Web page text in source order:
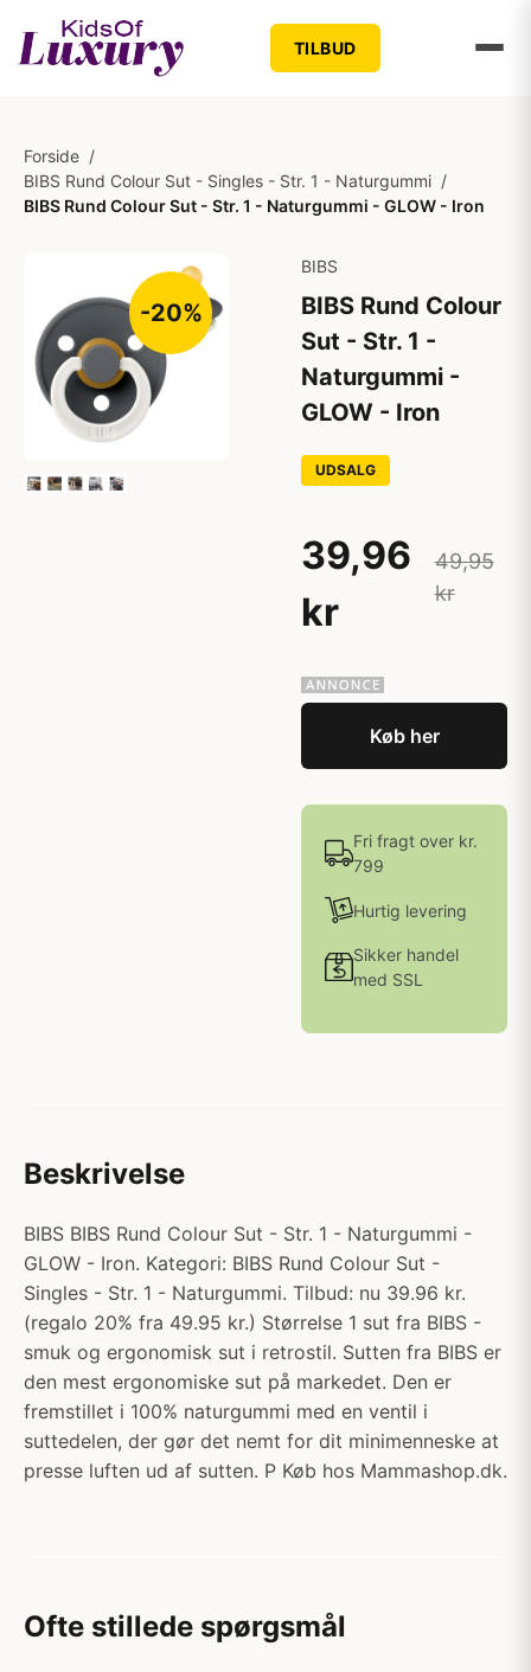
TILBUD
Forside /
BIBS Rund Colour Sut - Singles - Str. 1 - Naturgummi /
BIBS Rund Colour Sut - Str. 1 - Naturgummi - GLOW - Iron
-20%
BIBS
BIBS Rund Colour
Sut - Str. 1 -
Naturgummi -
GLOW - Iron
UDSALG
39,96
kr
49,95
kr
Køb her
Fri fragt over kr.
799
Hurtig levering
Sikker handel
med SSL
Beskrivelse
BIBS BIBS Rund Colour Sut - Str. 1 - Naturgummi -
GLOW - Iron. Kategori: BIBS Rund Colour Sut -
Singles - Str. 1 - Naturgummi. Tilbud: nu 39.96 kr.
(regalo 20% fra 49.95 kr.) Størrelse 1 sut fra BIBS -
smuk og ergonomisk sut i retrostil. Sutten fra BIBS er
den mest ergonomiske sut på markedet. Den er
fremstillet i 100% naturgummi med en ventil i
suttedelen, der gør det nemt for dit minimenneske at
presse luften ud af sutten. P Køb hos Mammashop.dk.
Ofte stillede spørgsmål